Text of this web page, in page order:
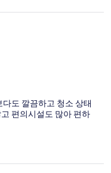
도 깔끔하고 청소 상태
편의시설도 많아 편하